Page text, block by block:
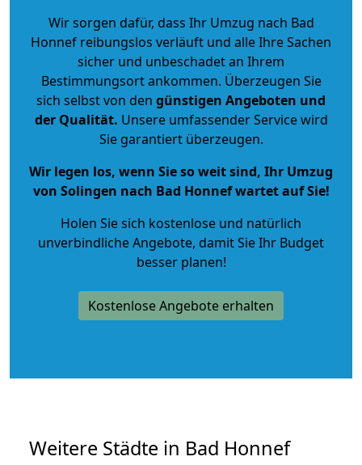
Wir sorgen dafür, dass Ihr Umzug nach Bad
Honnef reibungslos verläuft und alle Ihre Sachen
sicher und unbeschadet an Ihrem
Bestimmungsort ankommen. Überzeugen Sie
sich selbst von den günstigen Angeboten und
der Qualität. Unsere umfassender Service wird
Sie garantiert überzeugen.
Wir legen los, wenn Sie so weit sind, Ihr Umzug
von Solingen nach Bad Honnef wartet auf Sie!
Holen Sie sich kostenlose und natürlich
unverbindliche Angebote, damit Sie Ihr Budget
besser planen!
Kostenlose Angebote erhalten
Weitere Städte in Bad Honnef